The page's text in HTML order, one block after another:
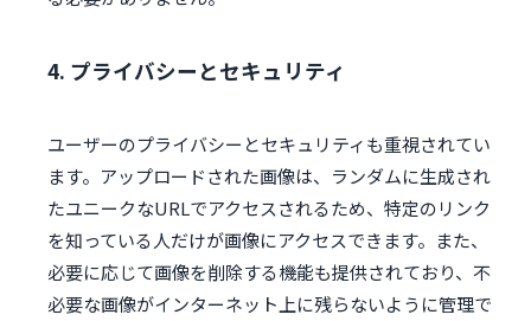
4. プライバシーとセキュリティ
ユーザーのプライバシーとセキュリティも重視されてい
ます。アップロードされた画像は、ランダムに生成され
たユニークなURLでアクセスされるため、特定のリンク
を知っている人だけが画像にアクセスできます。また、
必要に応じて画像を削除する機能も提供されており、不
必要な画像がインターネット上に残らないように管理で